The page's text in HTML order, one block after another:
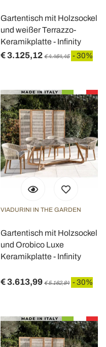
Gartentisch mit Holzsockel
und weißer Terrazzo-
Keramikplatte - Infinity
€ 3.125,12 € 4.464,45 - 30%
VIADURINI IN THE GARDEN
Gartentisch mit Holzsockel
und Orobico Luxe
Keramikplatte - Infinity
€ 3.613,99 € 5.162,84 - 30%